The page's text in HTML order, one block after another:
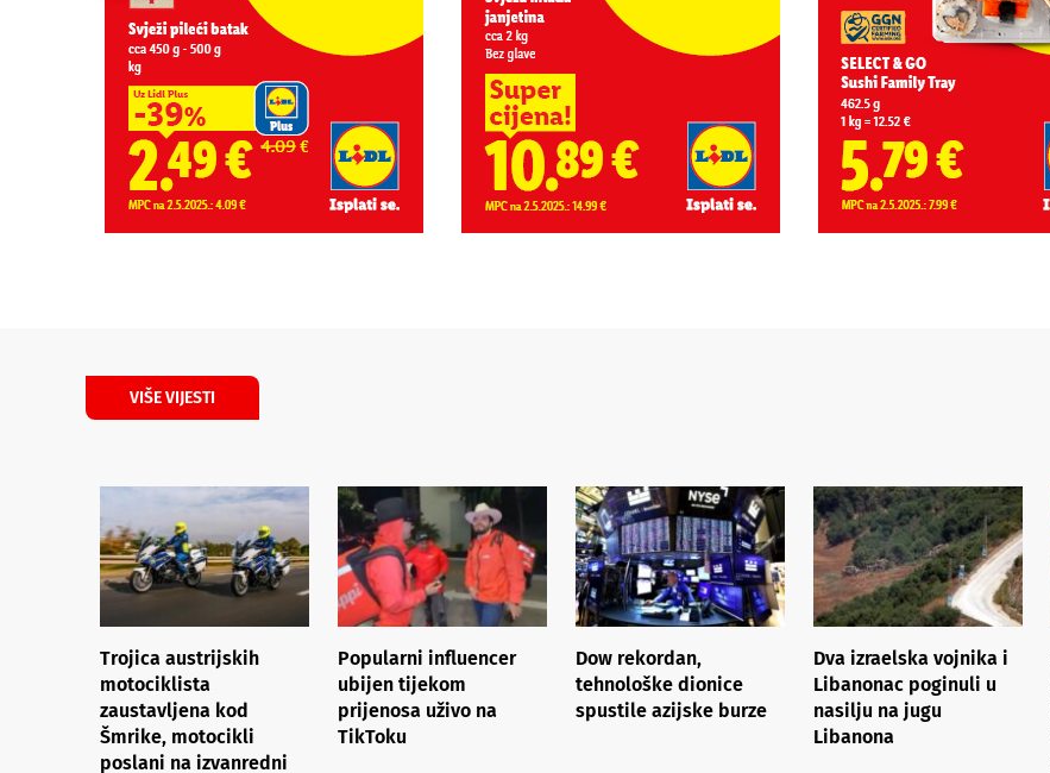
VIŠE VIJESTI
Trojica austrijskih
motociklista
zaustavljena kod
Šmrike, motocikli
poslani na izvanredni
Popularni influencer
ubijen tijekom
prijenosa uživo na
TikToku
Dow rekordan,
tehnološke dionice
spustile azijske burze
Dva izraelska vojnika i
Libanonac poginuli u
nasilju na jugu
Libanona